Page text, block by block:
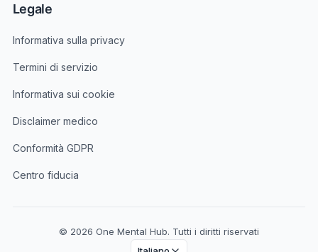
Legale
Informativa sulla privacy
Termini di servizio
Informativa sui cookie
Disclaimer medico
Conformità GDPR
Centro fiducia
© 2026 One Mental Hub. Tutti i diritti riservati